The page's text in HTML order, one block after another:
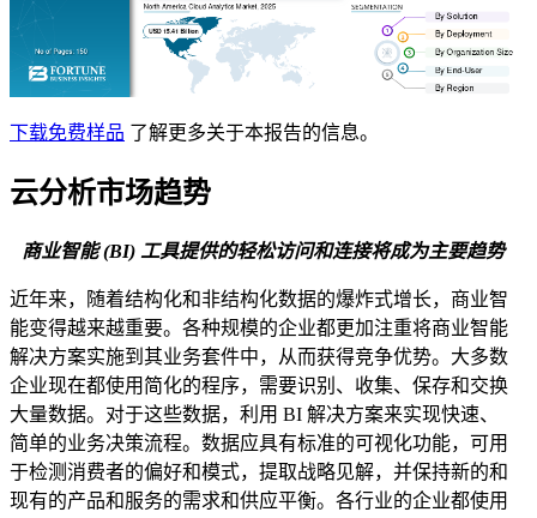
下载免费样品 了解更多关于本报告的信息。
云分析市场趋势
商业智能 (BI) 工具提供的轻松访问和连接将成为主要趋势
近年来，随着结构化和非结构化数据的爆炸式增长，商业智
能变得越来越重要。各种规模的企业都更加注重将商业智能
解决方案实施到其业务套件中，从而获得竞争优势。大多数
企业现在都使用简化的程序，需要识别、收集、保存和交换
大量数据。对于这些数据，利用 BI 解决方案来实现快速、
简单的业务决策流程。数据应具有标准的可视化功能，可用
于检测消费者的偏好和模式，提取战略见解，并保持新的和
现有的产品和服务的需求和供应平衡。各行业的企业都使用